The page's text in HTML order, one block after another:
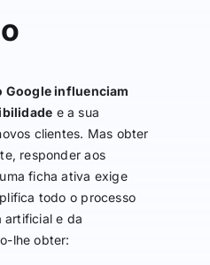
Google influenciam
e a sua
clientes. Mas obter
responder aos
ficha ativa exige
todo o processo
artificial e da
lhe obter: